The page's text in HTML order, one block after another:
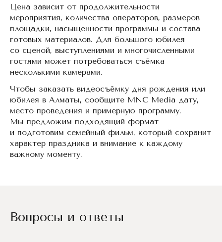
Цена зависит от продолжительности
мероприятия, количества операторов, размеров
площадки, насыщенности программы и состава
готовых материалов. Для большого юбилея
со сценой, выступлениями и многочисленными
гостями может потребоваться съёмка
несколькими камерами.
Чтобы заказать видеосъёмку дня рождения или
юбилея в Алматы, сообщите MNC Media дату,
место проведения и примерную программу.
Мы предложим подходящий формат
и подготовим семейный фильм, который сохранит
характер праздника и внимание к каждому
важному моменту.
Вопросы и ответы